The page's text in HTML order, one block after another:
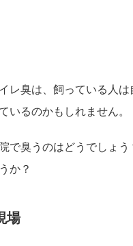
レ臭は、飼っている人は
いるのかもしれません。
で臭うのはどうでしょう
か？
場